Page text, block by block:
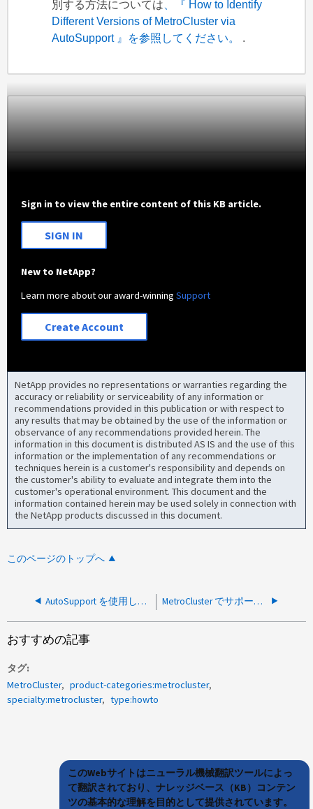
別する方法については 、『 How to Identify
Different Versions of MetroCluster via
AutoSupport 』を参照してください。 .
Sign in to view the entire content of this KB article.
SIGN IN
New to NetApp?
Learn more about our award-winningSupport
Create Account
NetApp provides no representations or warranties regarding the
accuracy or reliability or serviceability of any information or
recommendations provided in this publication or with respect to
any results that may be obtained by the use of the information or
observance of any recommendations provided herein. The
information in this document is distributed AS IS and the use of this
information or the implementation of any recommendations or
techniques herein is a customer's responsibility and depends on
the customer's ability to evaluate and integrate them into the
customer's operational environment. This document and the
information contained herein may be used solely in connection with
the NetApp products discussed in this document.
このページのトップへ
AutoSupport を使用して MetroCluster の各バージョンを識別する方法 MetroCluster でサポートされるスイッチファームウェアリリースの特定方法
おすすめの記事
タグ
MetroCluster
product-categories:metrocluster
specialty:metrocluster
type:howto
このWebサイトはニューラル機械翻訳ツールによっ
て翻訳されており、ナレッジベース（KB）コンテン
ツの基本的な理解を目的として提供されています。